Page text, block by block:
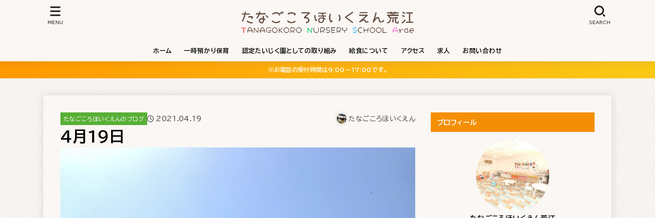
ホーム 一時預かり保育 認定たいじく園としての取り組み 給食について アクセス 求人 お問い合わせ
SEARCH
MENU
※お電話の受付時間は9:00〜17:00です。
たなごころほいくえんのブログ 2021.04.19 たなごころほいくえん
4月19日
プロフィール